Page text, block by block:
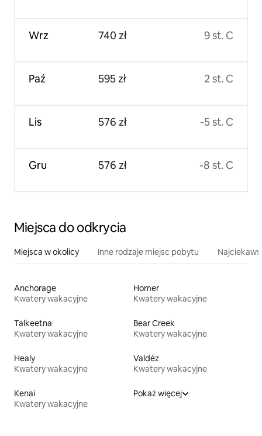
Wrz
Paź
Lis
Gru
740 zł
595 zł
576 zł
576 zł
9 st. C
2 st. C
-5 st. C
-8 st. C
Miejsca do odkrycia
Miejsca w okolicy Inne rodzaje miejsc pobytu
Anchorage
Kwatery wakacyjne
Homer
Kwatery wakacyjne
Talkeetna
Kwatery wakacyjne
Bear Creek
Kwatery wakacyjne
Healy
Kwatery wakacyjne
Valdéz
Kwatery wakacyjne
Kenai
Kwatery wakacyjne
Pokaż więcej